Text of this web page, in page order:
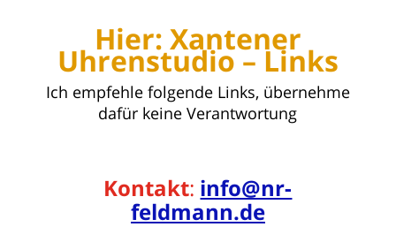
Hier: Xantener
Uhrenstudio – Links
Ich empfehle folgende Links, übernehme
dafür keine Verantwortung
Kontakt: info@nr-
feldmann.de